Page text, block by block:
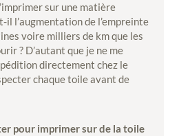
sur une matière
il l’augmentation de l’empreinte
voire milliers de km que les
? D’autant que je ne me
directement chez le
chaque toile avant de
pour imprimer sur de la toile